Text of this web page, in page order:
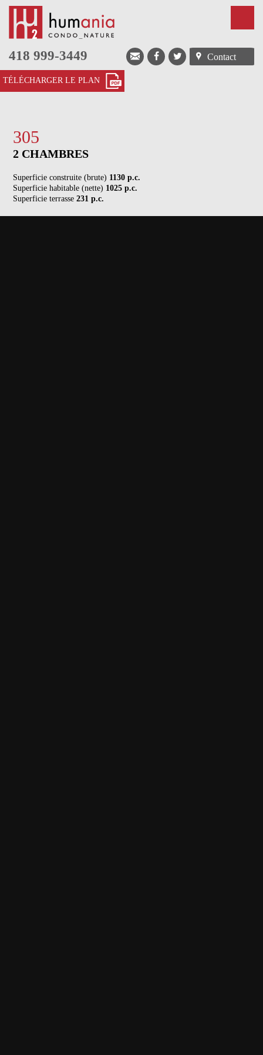
418 999-3449 Contact
305
2 CHAMBRES
Superficie construite (brute) 1130 p.c.
Superficie habitable (nette) 1025 p.c.
Superficie terrasse231 p.c.